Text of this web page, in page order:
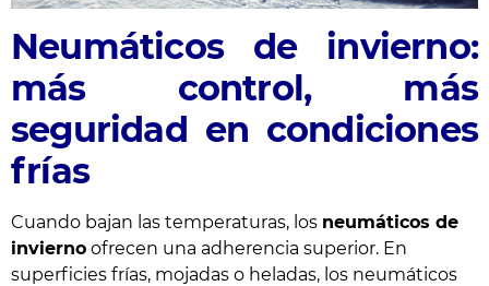
Neumáticos de invierno:
más control, más
seguridad en condiciones
frías
Cuando bajan las temperaturas, los neumáticos de
invierno ofrecen una adherencia superior. En
superficies frías, mojadas o heladas, los neumáticos